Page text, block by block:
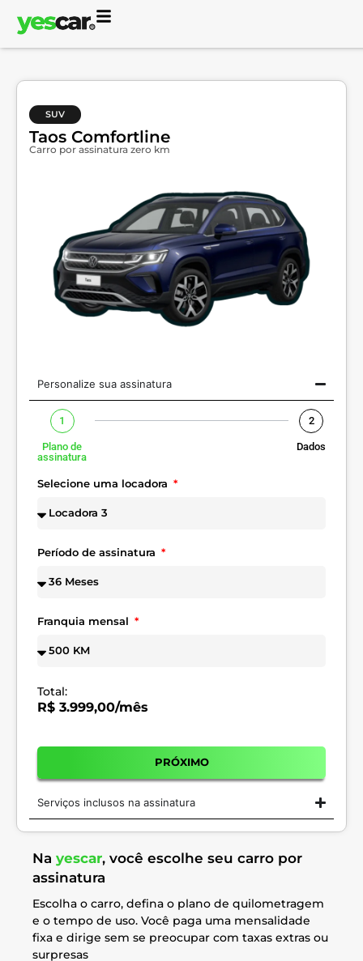
SUV
Taos Comfortline
Carro por assinatura zero km
Personalize sua assinatura
1
Plano de
assinatura
2
Dados
Selecione uma locadora
Período de assinatura
Franquia mensal
Total:
R$ 3.999,00/mês
PRÓXIMO
Serviços inclusos na assinatura
Na yescar, você escolhe seu carro por
assinatura
Escolha o carro, defina o plano de quilometragem
e o tempo de uso. Você paga uma mensalidade
fixa e dirige sem se preocupar com taxas extras ou
surpresas